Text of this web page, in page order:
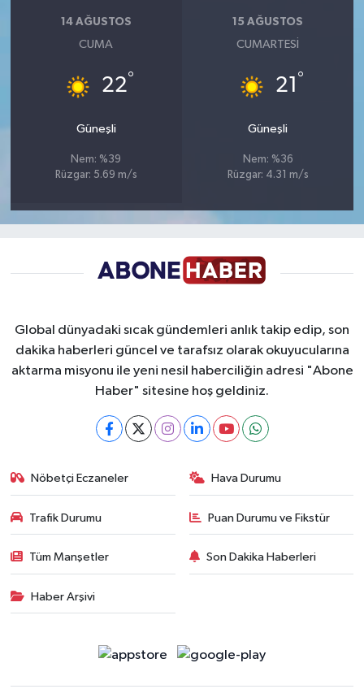
14 AĞUSTOS
CUMA
22°
Güneşli
Nem: %39
Rüzgar: 5.69 m/s
15 AĞUSTOS
CUMARTESI
21 °
Güneşli
Nem: %36
Rüzgar: 4.31 m/s
Global dünyadaki sıcak gündemleri anlık takip edip, son
dakika haberleri güncel ve tarafsız olarak okuyucularına
aktarma misyonu ile yeni nesil haberciliğin adresi "Abone
Haber" sitesine hoş geldiniz.
Nöbetçi Eczaneler Hava Durumu
Trafik Durumu Puan Durumu ve Fikstür
Tüm Manşetler Son Dakika Haberleri
Haber Arşivi